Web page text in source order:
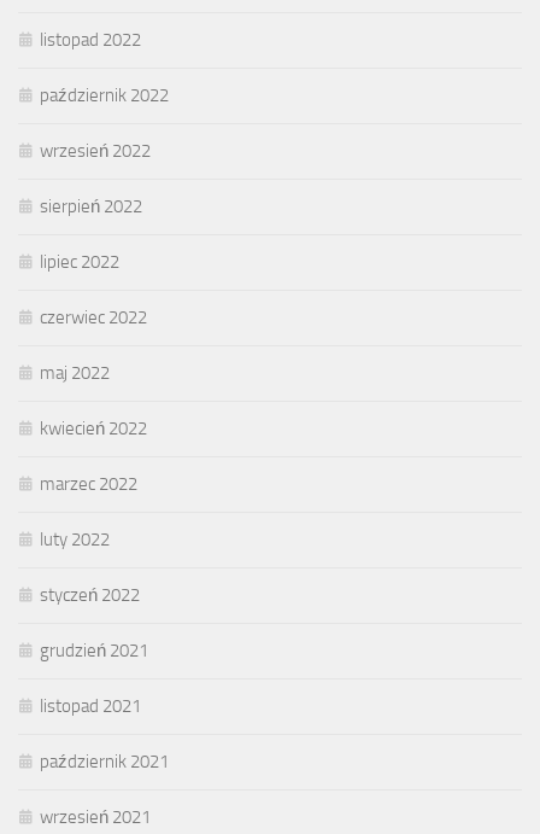
listopad 2022
październik 2022
wrzesień 2022
sierpień 2022
lipiec 2022
czerwiec 2022
maj 2022
kwiecień 2022
marzec 2022
luty 2022
styczeń 2022
grudzień 2021
listopad 2021
październik 2021
wrzesień 2021